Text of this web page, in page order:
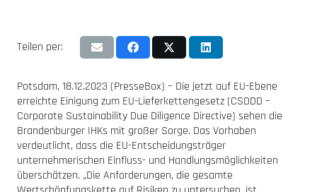
Teilen per:
Potsdam, 18.12.2023 (PresseBox) – Die jetzt auf EU-Ebene
erreichte Einigung zum EU-Lieferkettengesetz (CSDDD –
Corporate Sustainability Due Diligence Directive) sehen die
Brandenburger IHKs mit großer Sorge. Das Vorhaben
verdeutlicht, dass die EU-Entscheidungsträger
unternehmerischen Einfluss- und Handlungsmöglichkeiten
überschätzen. „Die Anforderungen, die gesamte